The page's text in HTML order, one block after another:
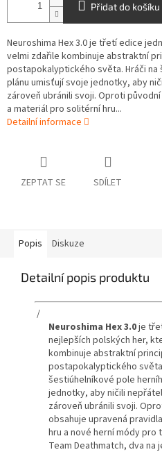
Přidat do košíku
Neuroshima Hex 3.0 je třetí edice
velmi zdařile kombinuje abstraktní
postapokalyptického světa. Hráči
plánu umisťují svoje jednotky, aby
zároveň ubránili svoji. Oproti
a materiál pro solitérní hru...
Detailní informace
ZEPTAT SE SDÍLET
Popis Diskuze
Detailní popis produktu
/
Neuroshima Hex 3.0je
nejlepších polských her,
kombinuje abstraktní
postapokalyptického
šestiúhelníkové pole
jednotky, aby ničili
zároveň ubránili svoji.
obsahuje upravená
hru a nové herní módy pro
Team Deathmatch, dva na